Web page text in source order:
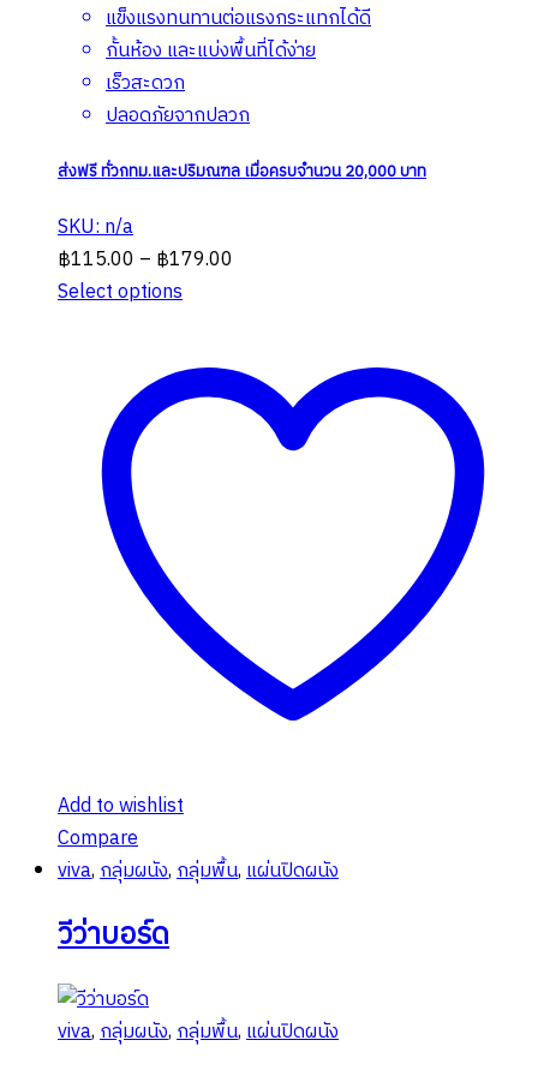
แข็งแรงทนทานต่อแรงกระแทกได้ดี
กั้นห้อง และแบ่งพื้นที่ได้ง่าย
เร็วสะดวก
ปลอดภัยจากปลวก
ส่งฟรี ทั่วกทม.และปริมณฑล เมื่อครบจำนวน 20,000 บาท
SKU: n/a
฿115.00 – ฿179.00
฿179.00
Select options
multiple
variants.
options
Add to wishlist
Compare
viva,กลุ่มผนัง,กลุ่มพื้น,แผ่นปิดผนัง
วีว่าบอร์ด
viva,กลุ่มผนัง,กลุ่มพื้น,แผ่นปิดผนัง